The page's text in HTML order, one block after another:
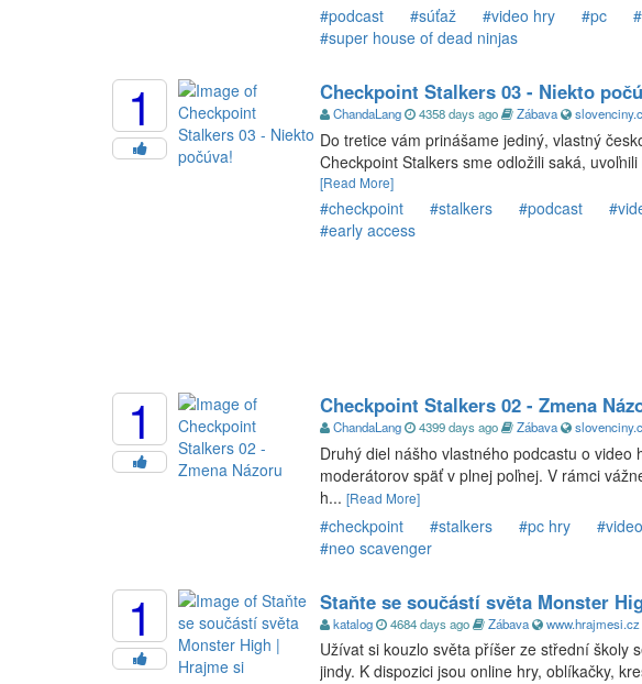
#podcast #súťaž #video hry #pc
#super house of dead ninjas
1 Checkpoint Stalkers 03 - Niekto
ChandaLang 4358 days ago Zábava
Do tretice vám prinášame jediný, vlastný
Checkpoint Stalkers sme odložili saká,
[Read More]
#checkpoint #stalkers #podcast
#early access
1 Checkpoint Stalkers 02 - Zmena
ChandaLang 4399 days ago Zábava
Druhý diel nášho vlastného podcastu o
moderátorov späť v plnej poľnej. V rámci
h... [Read More]
#checkpoint #stalkers #pc hry
#neo scavenger
1 Staňte se součástí světa Monster
katalog 4684 days ago Zábava www.hrajmesi.cz
Užívat si kouzlo světa příšer ze střední školy
jindy. K dispozici jsou online hry, oblíkačky,